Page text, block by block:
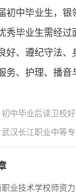
初中毕业生，
秀毕业生需经过
好、遵纪守法、
务、护理、播音
初中毕业后读卫校
武汉长江职业中等
业技术学校师资力